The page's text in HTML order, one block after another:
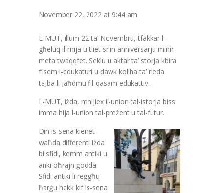
November 22, 2022 at 9:44 am
L-MUT, illum 22 ta’ Novembru, tfakkar l-
għeluq il-mija u tliet snin anniversarju minn
meta twaqqfet. Seklu u aktar ta’ storja kbira
f’isem l-edukaturi u dawk kollha ta’ rieda
tajba li jaħdmu fil-qasam edukattiv.
L-MUT, iżda, mhijiex il-union tal-istorja biss
imma hija l-union tal-preżent u tal-futur.
Din is-sena kienet
waħda differenti iżda
bi sfidi, kemm antiki u
anki oħrajn ġodda.
Sfidi antiki li reġgħu
ħarġu hekk kif is-sena